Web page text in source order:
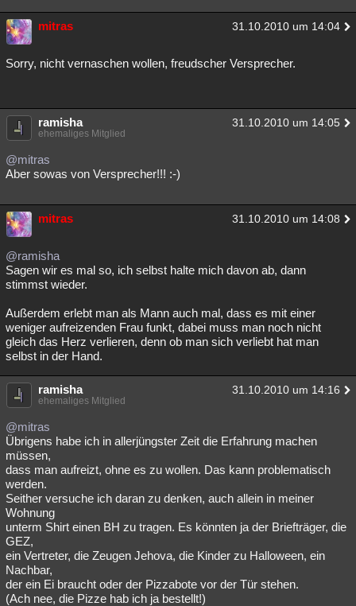
mitras 31.10.2010 um 14:04
Sorry, nicht vernaschen wollen, freudscher Versprecher.
ramisha 31.10.2010 um 14:05
ehemaliges Mitglied
@mitras
Aber sowas von Versprecher!!! :-)
mitras 31.10.2010 um 14:08
@ramisha
Sagen wir es mal so, ich selbst halte mich davon ab, dann
stimmst wieder.
Außerdem erlebt man als Mann auch mal, dass es mit einer
weniger aufreizenden Frau funkt, dabei muss man noch nicht
gleich das Herz verlieren, denn ob man sich verliebt hat man
selbst in der Hand.
ramisha 31.10.2010 um 14:16
ehemaliges Mitglied
@mitras
Übrigens habe ich in allerjüngster Zeit die Erfahrung machen
müssen,
dass man aufreizt, ohne es zu wollen. Das kann problematisch
werden.
Seither versuche ich daran zu denken, auch allein in meiner
Wohnung
unterm Shirt einen BH zu tragen. Es könnten ja der Briefträger, die
GEZ,
ein Vertreter, die Zeugen Jehova, die Kinder zu Halloween, ein
Nachbar,
der ein Ei braucht oder der Pizzabote vor der Tür stehen.
(Ach nee, die Pizze hab ich ja bestellt!)